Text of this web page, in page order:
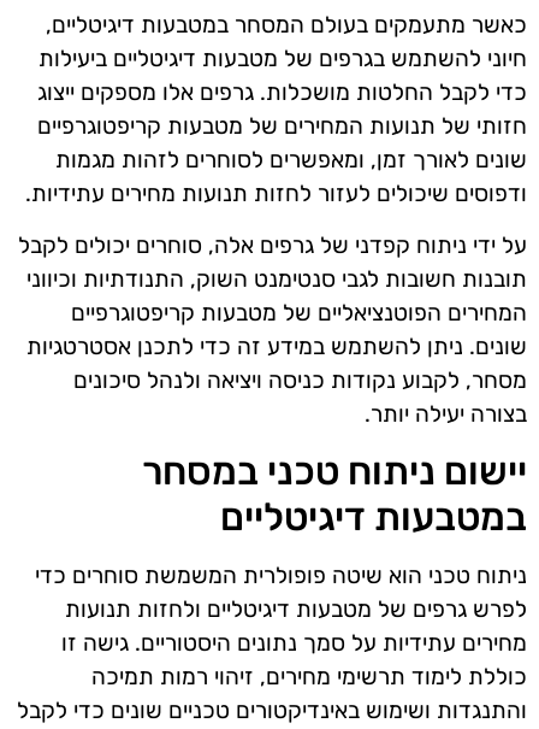
כאשר מתעמקים בעולם המסחר במטבעות דיגיטליים,
חיוני להשתמש בגרפים של מטבעות דיגיטליים ביעילות
כדי לקבל החלטות מושכלות. גרפים אלו מספקים ייצוג
חזותי של תנועות המחירים של מטבעות קריפטוגרפיים
שונים לאורך זמן, ומאפשרים לסוחרים לזהות מגמות
ודפוסים שיכולים לעזור לחזות תנועות מחירים עתידיות.
על ידי ניתוח קפדני של גרפים אלה, סוחרים יכולים לקבל
תובנות חשובות לגבי סנטימנט השוק, התנודתיות וכיווני
המחירים הפוטנציאליים של מטבעות קריפטוגרפיים
שונים. ניתן להשתמש במידע זה כדי לתכנן אסטרטגיות
מסחר, לקבוע נקודות כניסה ויציאה ולנהל סיכונים
בצורה יעילה יותר.
יישום ניתוח טכני במסחר
במטבעות דיגיטליים
ניתוח טכני הוא שיטה פופולרית המשמשת סוחרים כדי
לפרש גרפים של מטבעות דיגיטליים ולחזות תנועות
מחירים עתידיות על סמך נתונים היסטוריים. גישה זו
כוללת לימוד תרשימי מחירים, זיהוי רמות תמיכה
והתנגדות ושימוש באינדיקטורים טכניים שונים כדי לקבל